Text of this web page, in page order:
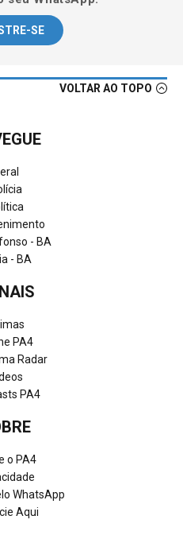
SE
VOLTAR AO TOPO
- BA
- BA
PA4
Radar
PA4
o PA4
WhatsApp
Aqui